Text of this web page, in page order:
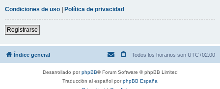
Condiciones de uso
Política de privacidad
Registrarse
Índice general Todos los horarios son UTC+02:00
Desarrollado porphpBB® Forum Software © phpBB Limited
Traducción al español porphpBB España